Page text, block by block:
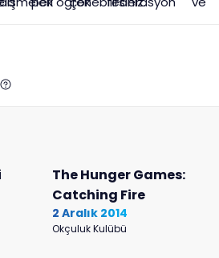
The Hunger Games:
Catching Fire
2 Aralık 2014
Okçuluk Kulübü